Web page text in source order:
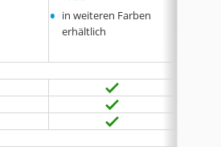
• in weiteren Farben
erhältlich